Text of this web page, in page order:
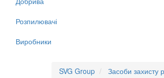
Розпилювачі
Виробники
SVG Group Засоби захисту